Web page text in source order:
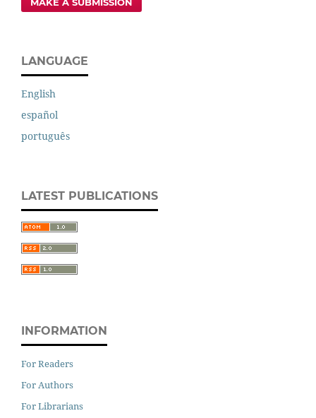
LANGUAGE
English
español
português
LATEST PUBLICATIONS
INFORMATION
For Readers
For Authors
For Librarians